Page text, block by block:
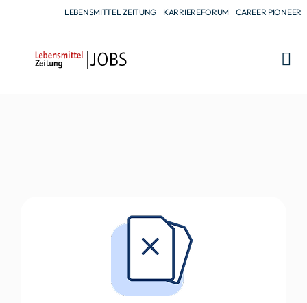
LEBENSMITTEL ZEITUNG KARRIEREFORUM CAREER PIONEER